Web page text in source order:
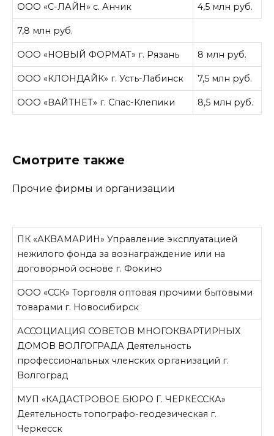
ООО «С-ЛАЙН» с. Анчик 4,5 млн руб.
7,8 млн руб.
ООО «НОВЫЙ ФОРМАТ» г. Рязань 8 млн руб.
ООО «КЛОНДАЙК» г. Усть-Лабинск 7,5 млн руб.
ООО «ВАЙТНЕТ» г. Спас-Клепики 8,5 млн руб.
Смотрите также
Прочие фирмы и организации
ПК «АКВАМАРИН» Управление эксплуатацией
нежилого фонда за вознаграждение или на
договорной основе г. Фокино
ООО «ССК» Торговля оптовая прочими бытовыми
товарами г. Новосибирск
АССОЦИАЦИЯ СОВЕТОВ МНОГОКВАРТИРНЫХ
ДОМОВ ВОЛГОГРАДА Деятельность
профессиональных членских организаций г.
Волгоград
МУП «КАДАСТРОВОЕ БЮРО Г. ЧЕРКЕССКА»
Деятельность топографо-геодезическая г.
Черкесск